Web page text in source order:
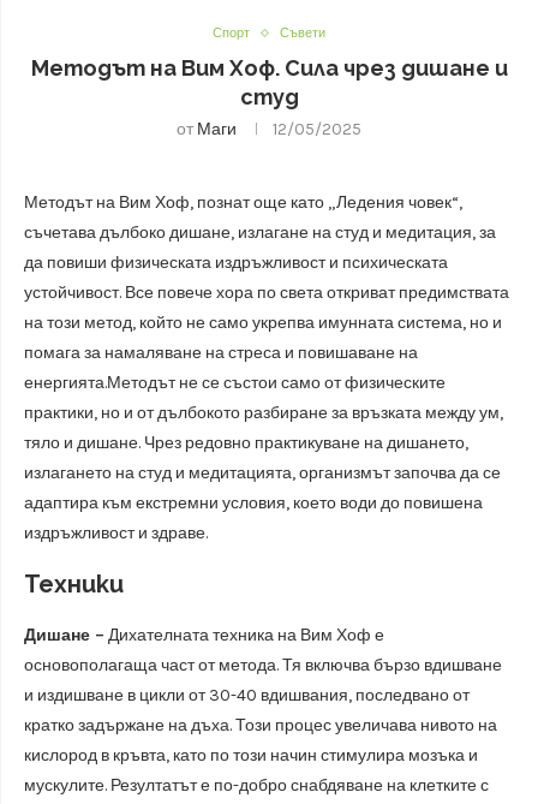
Спорт Съвети
Методът на Вим Хоф. Сила чрез дишане и
студ
от Маги 12/05/2025
Методът на Вим Хоф, познат още като „Ледения човек“,
съчетава дълбоко дишане, излагане на студ и медитация, за
да повиши физическата издръжливост и психическата
устойчивост. Все повече хора по света откриват предимствата
на този метод, който не само укрепва имунната система, но и
помага за намаляване на стреса и повишаване на
енергията.Методът не се състои само от физическите
практики, но и от дълбокото разбиране за връзката между ум,
тяло и дишане. Чрез редовно практикуване на дишането,
излагането на студ и медитацията, организмът започва да се
адаптира към екстремни условия, което води до повишена
издръжливост и здраве.
Техники
Дишане – Дихателната техника на Вим Хоф е
основополагаща част от метода. Тя включва бързо вдишване
и издишване в цикли от 30-40 вдишвания, последвано от
кратко задържане на дъха. Този процес увеличава нивото на
кислород в кръвта, като по този начин стимулира мозъка и
мускулите. Резултатът е по-добро снабдяване на клетките с